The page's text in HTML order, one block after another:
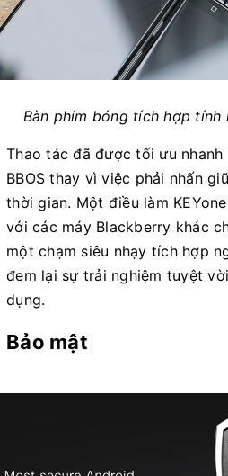
Bàn phím bóng tích hợp tính
Thao tác đã được tối ưu
BBOS thay vì việc phải nhấn
thời gian. Một điều làm
với các máy Blackberry khác
một chạm siêu nhạy tích hợp
đem lại sự trải nghiệm tuyệt
dụng.
Bảo mật